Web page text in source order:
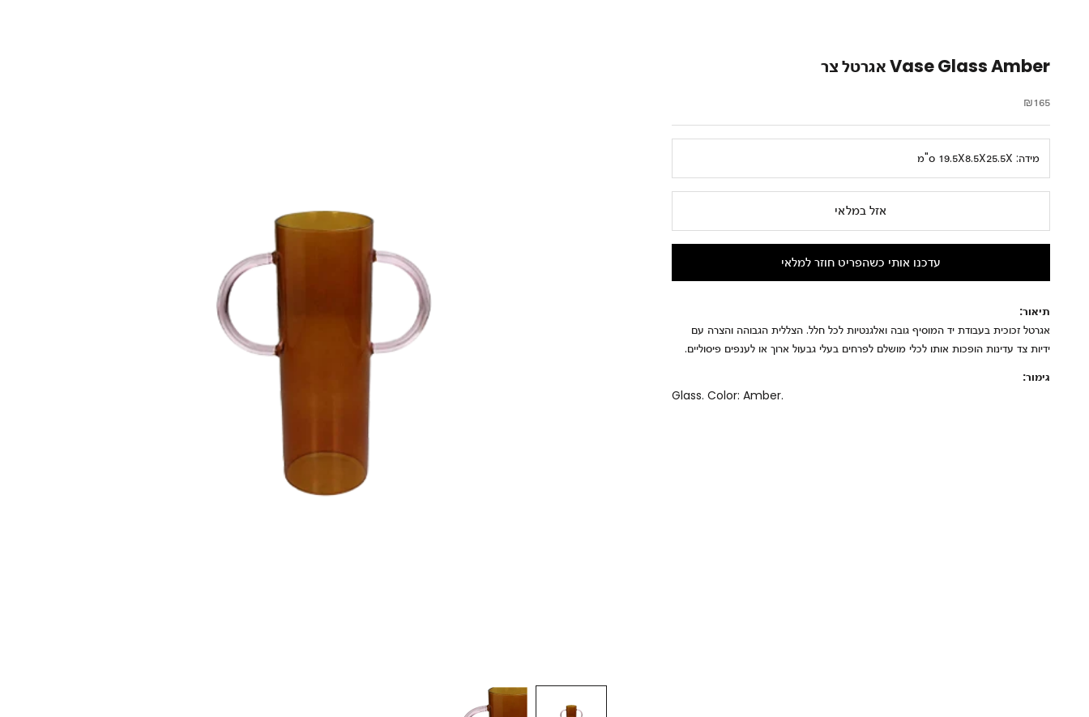
Vase Glass Amber אגרטל צר
מחיר מבצע
₪165
מידה: 19.5X8.5X25.5X ס"מ
אזל במלאי
עדכנו אותי כשהפריט חוזר למלאי
תיאור:
אגרטל זכוכית בעבודת יד המוסיף גובה ואלגנטיות לכל חלל. הצללית הגבוהה והצרה עם
ידיות צד עדינות הופכות אותו לכלי מושלם לפרחים בעלי גבעול ארוך או לענפים פיסוליים.
גימור:
Glass. Color: Amber.